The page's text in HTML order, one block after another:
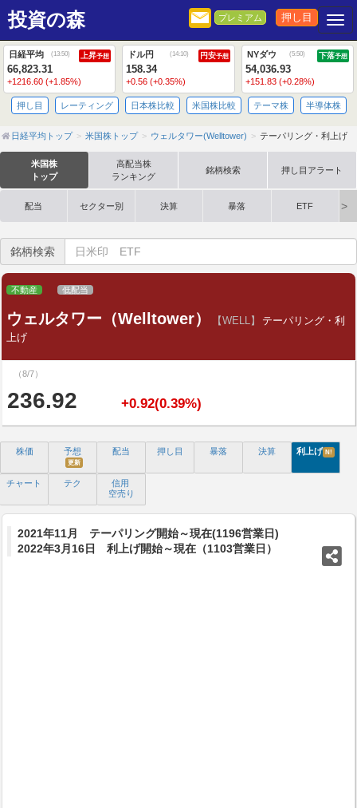
投資の森 プレミアム 押し目
日経平均 (13:50) 上昇予想
66,823.31
+1216.60 (+1.85%)
ドル円 (14:10) 円安予想
158.34
+0.56 (+0.35%)
NYダウ (5:50) 下落予想
54,036.93
+151.83 (+0.28%)
押し目 レーティング 日本株比較 米国株比較 テーマ株 半導体株
日経平均トップ 米国株トップ ウェルタワー(Welltower) テーパリング・利上げ
米国株
トップ
高配当株
ランキング
銘柄検索 押し目アラート
配当 セクター別 決算 暴落 ETF
銘柄検索
不動産 低配当
ウェルタワー（Welltower） 【WELL】
テーパリング・利
上げ
（8/7）
236.92 +0.92(0.39%)
株価 予想
更新
配当 押し目 暴落 決算 利上げ N!
チャート テク
信用
空売り
2021年11月 テーパリング開始～現在(1196営業日)
2022年3月16日 利上げ開始～現在（1103営業日）